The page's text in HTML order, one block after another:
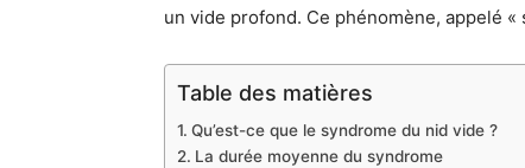
un vide profond. Ce phénomène, appelé «
Table des matières
Qu’est-ce que le syndrome du nid vide ?
La durée moyenne du syndrome